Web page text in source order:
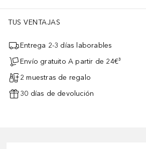
TUS VENTAJAS
Entrega 2-3 días laborables
Envío gratuito A partir de 24€³
2 muestras de regalo
30 días de devolución